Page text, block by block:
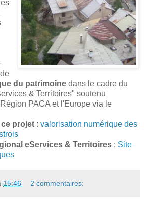
du patrimoine dans le cadre du
& Territoires" soutenu
PACA et l'Europe via le
projet : valorisation numérique des
eServices & Territoires : Site
15:46 2 commentaires: